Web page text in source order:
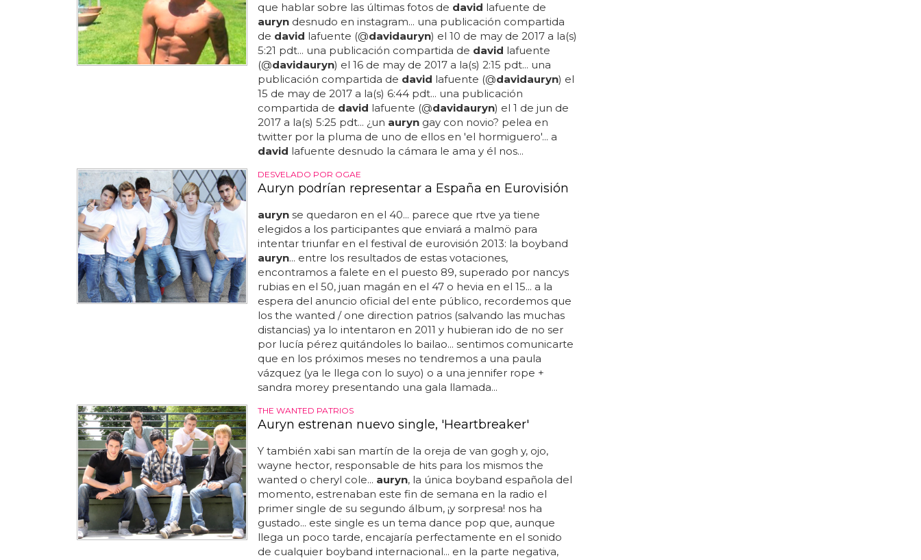
que hablar sobre las últimas fotos de david lafuente de
auryndesnudo en instagram... una publicación compartida
de david lafuente (@davidauryn) el 10 de may de 2017 a la(s)
5:21 pdt... una publicación compartida de david lafuente
(@davidauryn) el 16 de may de 2017 a la(s) 2:15 pdt... una
publicación compartida de david lafuente (@davidauryn) el
15 de may de 2017 a la(s) 6:44 pdt... una publicación
compartida de david lafuente (@davidauryn) el 1 de jun de
2017 a la(s) 5:25 pdt... ¿un auryngay con novio? pelea en
twitter por la pluma de uno de ellos en 'el hormiguero'... a
david lafuente desnudo la cámara le ama y él nos...
DESVELADO POR OGAE
Auryn podrían representar a España en Eurovisión
aurynse quedaron en el 40... parece que rtve ya tiene
elegidos a los participantes que enviará a malmö para
intentar triunfar en el festival de eurovisión 2013: la boyband
auryn... entre los resultados de estas votaciones,
encontramos a falete en el puesto 89, superado por nancys
rubias en el 50, juan magán en el 47 o hevia en el 15... a la
espera del anuncio oficial del ente público, recordemos que
los the wanted / one direction patrios (salvando las muchas
distancias) ya lo intentaron en 2011 y hubieran ido de no ser
por lucía pérez quitándoles lo bailao... sentimos comunicarte
que en los próximos meses no tendremos a una paula
vázquez (ya le llega con lo suyo) o a una jennifer rope +
sandra morey presentando una gala llamada...
THE WANTED PATRIOS
Auryn estrenan nuevo single, 'Heartbreaker'
Y también xabi san martín de la oreja de van gogh y, ojo,
wayne hector, responsable de hits para los mismos the
wanted o cheryl cole... auryn, la única boyband española del
momento, estrenaban este fin de semana en la radio el
primer single de su segundo álbum, ¡y sorpresa! nos ha
gustado... este single es un tema dance pop que, aunque
llega un poco tarde, encajaría perfectamente en el sonido
de cualquier boyband internacional... en la parte negativa,